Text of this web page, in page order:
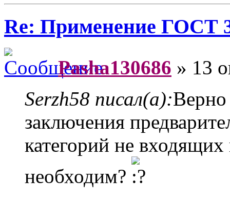
Re: Применение ГОСТ
Pasha130686 » 13
Serzh58 писал(а):Верно
заключения
категорий не
необходим?